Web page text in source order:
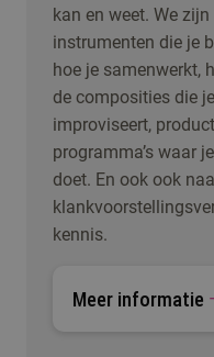
kan en weet. We
instrumenten die je
hoe je samenwerkt,
de composities die
improviseert,
programma’s waar
doet. En ook ook
kennis.
Meer informatie